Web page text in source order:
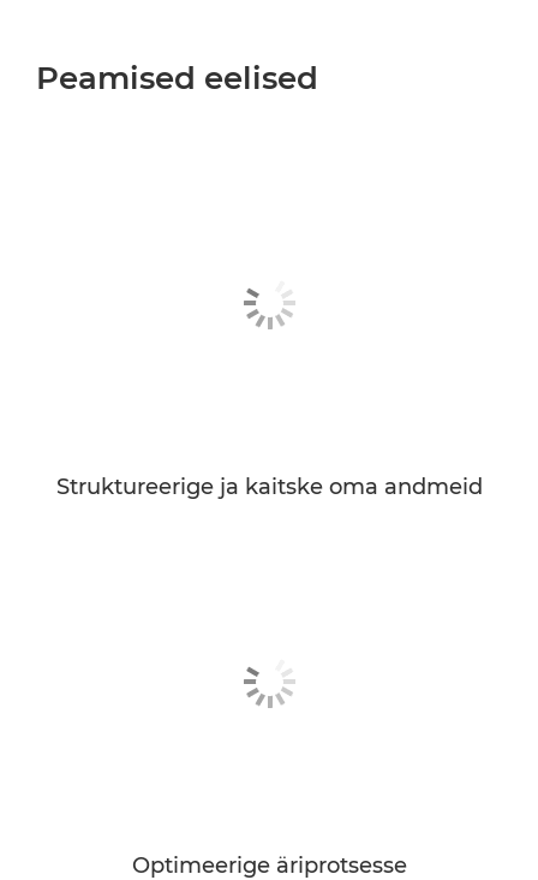
Peamised eelised
Struktureerige ja kaitske oma andmeid
Optimeerige äriprotsesse